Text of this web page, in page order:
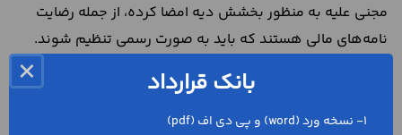
مجنی علیه به منظور بخشش دیه امضا کرده، از جمله رضایت
نامه‌های مالی هستند که باید به صورت رسمی تنظیم شوند.
رضایت نامه دستی غیر مالی
این نوع از رضایت نامه‌ها به منظور واگذاری حقوق غیر مالی
× بانک قرارداد
1- نسخه ورد (word) و پی دی اف (pdf)